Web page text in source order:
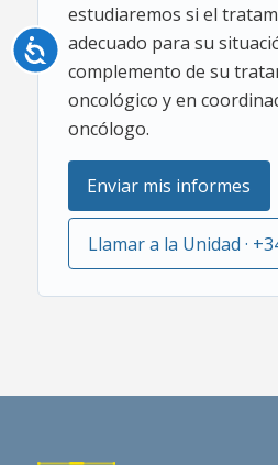
Accesibilidad
estudiaremos si el
adecuado para su
complemento de su
oncológico y en
oncólogo.
Enviar mis informes
Llamar a la Unidad ·